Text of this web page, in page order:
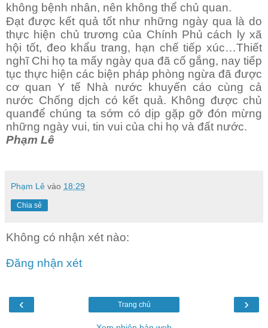
không bệnh nhân, nên không thể chủ quan.
Đạt được kết quả tốt như những ngày qua là do
thực hiện chủ trương của Chính Phủ cách ly xã
hội tốt, đeo khẩu trang, hạn chế tiếp xúc…Thiết
nghĩ Chi họ ta mấy ngày qua đã cố gắng, nay tiếp
tục thực hiện các biện pháp phòng ngừa đã được
cơ quan Y tế Nhà nước khuyến cáo cùng cả
nước Chống dịch có kết quả. Không được chủ
quanđể chúng ta sớm có dịp gặp gỡ đón mừng
những ngày vui, tin vui của chi họ và đất nước.
Phạm Lê
Phạm Lê vào 18:29
Chia sẻ
Không có nhận xét nào:
Đăng nhận xét
‹ ›
Trang chủ